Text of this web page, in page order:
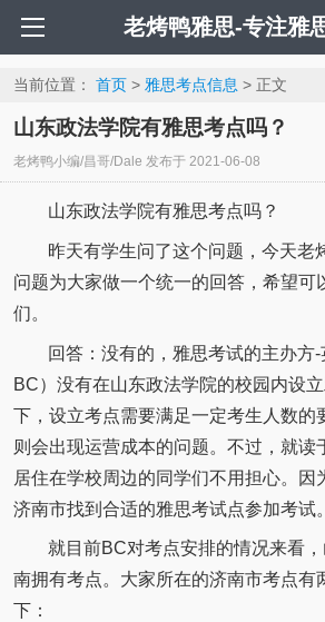
老烤鸭雅思-专注雅
当前位置： 首页> 雅思考点信息 > 正文
山东政法学院有雅思考点吗？
老烤鸭小编/昌哥/Dale 发布于 2021-06-08
山东政法学院有雅思考点吗？
昨天有学生问了这个问题，今天老
问题为大家做一个统一的回答，希望可
们。
回答：没有的，雅思考试的主办方
BC）没有在山东政法学院的校园内设
下，设立考点需要满足一定考生人数的
则会出现运营成本的问题。不过，就读
居住在学校周边的同学们不用担心。因
济南市找到合适的雅思考试点参加考试。
就目前BC对考点安排的情况来看
南拥有考点。大家所在的济南市考点有
下：